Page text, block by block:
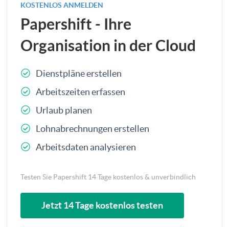
KOSTENLOS ANMELDEN
Papershift - Ihre
Organisation in der Cloud
Dienstpläne erstellen
Arbeitszeiten erfassen
Urlaub planen
Lohnabrechnungen erstellen
Arbeitsdaten analysieren
Testen Sie Papershift 14 Tage kostenlos & unverbindlich
Jetzt 14 Tage kostenlos testen